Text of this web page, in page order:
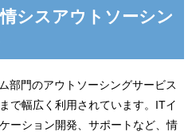
シスアウトソーシン
部門のアウトソーシングサービス
で幅広く利用されています。ITイ
ーション開発、サポートなど、情